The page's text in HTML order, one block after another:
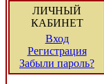
ЛИЧНЫЙ
КАБИНЕТ
Вход
Регистрация
Забыли пароль?